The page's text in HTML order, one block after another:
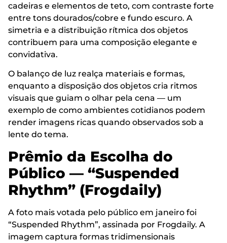
cadeiras e elementos de teto, com contraste forte
entre tons dourados/cobre e fundo escuro. A
simetria e a distribuição rítmica dos objetos
contribuem para uma composição elegante e
convidativa.
O balanço de luz realça materiais e formas,
enquanto a disposição dos objetos cria ritmos
visuais que guiam o olhar pela cena — um
exemplo de como ambientes cotidianos podem
render imagens ricas quando observados sob a
lente do tema.
Prêmio da Escolha do
Público — “Suspended
Rhythm” (Frogdaily)
A foto mais votada pelo público em janeiro foi
“Suspended Rhythm”, assinada por Frogdaily. A
imagem captura formas tridimensionais